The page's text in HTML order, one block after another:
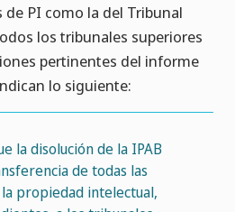
PI como la del Tribunal
los tribunales superiores
pertinentes del informe
lo siguiente:
la disolución de la IPAB
de todas las
propiedad intelectual,